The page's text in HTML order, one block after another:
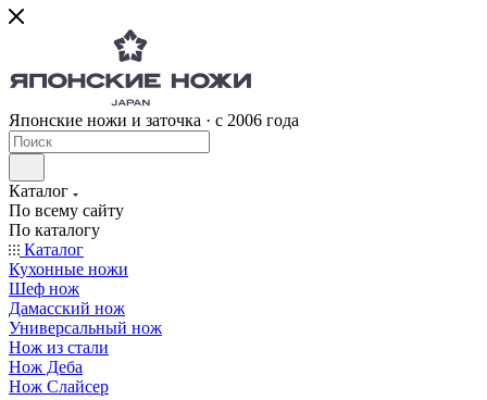
Японские ножи и заточка · с 2006 года
Каталог
По всему сайту
По каталогу
Каталог
Кухонные ножи
Шеф нож
Дамасский нож
Универсальный нож
Нож из стали
Нож Деба
Нож Слайсер